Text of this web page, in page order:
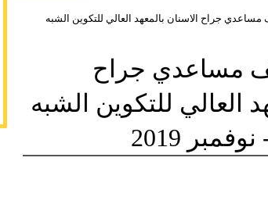
جراح الاسنان بالمعهد العالي للتكوين الشبه
مساعدي جراح
العالي للتكوين الشبه
2019